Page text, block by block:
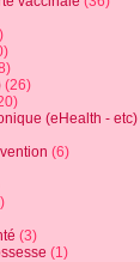
(26)
(eHealth - etc)
(6)
(3)
(1)